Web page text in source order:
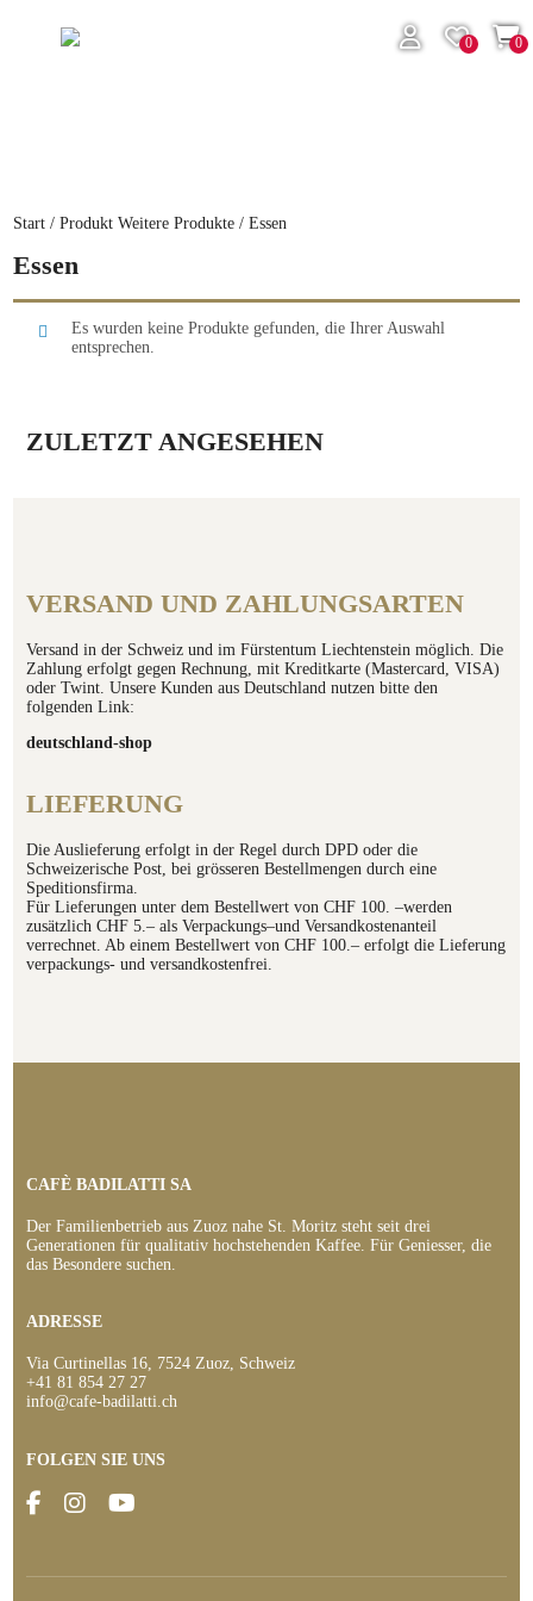
0 0
Start / Produkt Weitere Produkte / Essen
Essen
Es wurden keine Produkte gefunden, die Ihrer Auswahl
entsprechen.
ZULETZT ANGESEHEN
VERSAND UND ZAHLUNGSARTEN
Versand in der Schweiz und im Fürstentum Liechtenstein möglich. Die
Zahlung erfolgt gegen Rechnung, mit Kreditkarte (Mastercard, VISA)
oder Twint. Unsere Kunden aus Deutschland nutzen bitte den
folgenden Link:
deutschland-shop
LIEFERUNG
Die Auslieferung erfolgt in der Regel durch DPD oder die
Schweizerische Post, bei grösseren Bestellmengen durch eine
Speditionsfirma.
Für Lieferungen unter dem Bestellwert von CHF 100. –werden
zusätzlich CHF 5.– als Verpackungs–und Versandkostenanteil
verrechnet. Ab einem Bestellwert von CHF 100.– erfolgt die Lieferung
verpackungs- und versandkostenfrei.
CAFÈ BADILATTI SA
Der Familienbetrieb aus Zuoz nahe St. Moritz steht seit drei
Generationen für qualitativ hochstehenden Kaffee. Für Geniesser, die
das Besondere suchen.
ADRESSE
Via Curtinellas 16, 7524 Zuoz, Schweiz
+41 81 854 27 27
info@cafe-badilatti.ch
FOLGEN SIE UNS